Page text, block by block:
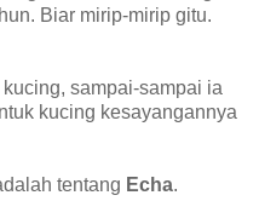
Biar mirip-mirip gitu.
sampai-sampai ia
kucing kesayangannya
tentang Echa.